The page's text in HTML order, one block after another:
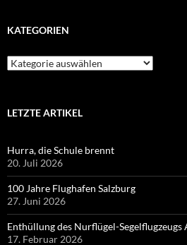
KATEGORIEN
Kategorien
LETZTE ARTIKEL
Hurra, die Schule brennt
20. Juli 2026
100 Jahre Flughafen Salzburg
27. Juni 2026
Enthüllung des Nurflügel-Segelflugzeugs
17. Februar 2026